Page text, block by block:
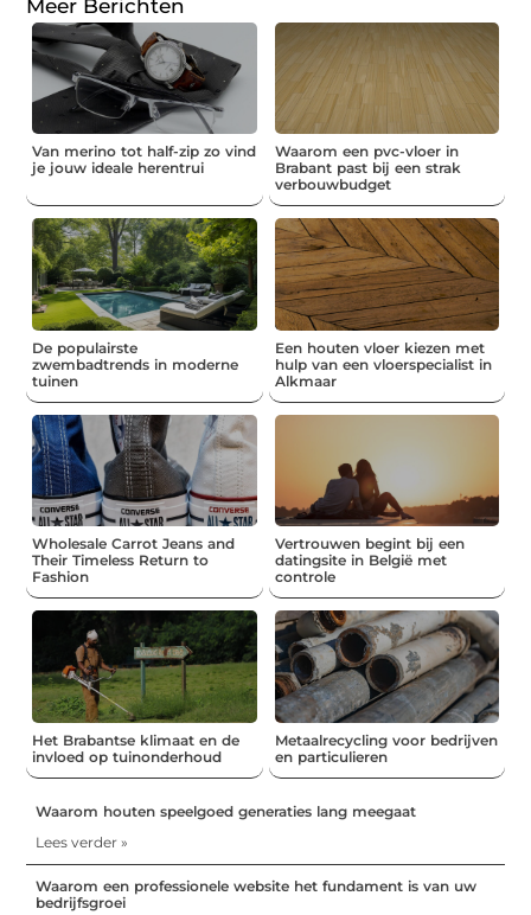
Meer Berichten
Van merino tot half-zip zo vind
je jouw ideale herentrui
Waarom een pvc-vloer in
Brabant past bij een strak
verbouwbudget
De populairste
zwembadtrends in moderne
tuinen
Een houten vloer kiezen met
hulp van een vloerspecialist in
Alkmaar
Wholesale Carrot Jeans and
Their Timeless Return to
Fashion
Vertrouwen begint bij een
datingsite in België met
controle
Het Brabantse klimaat en de
invloed op tuinonderhoud
Metaalrecycling voor bedrijven
en particulieren
Waarom houten speelgoed generaties lang meegaat
Lees verder »
Waarom een professionele website het fundament is van uw
bedrijfsgroei